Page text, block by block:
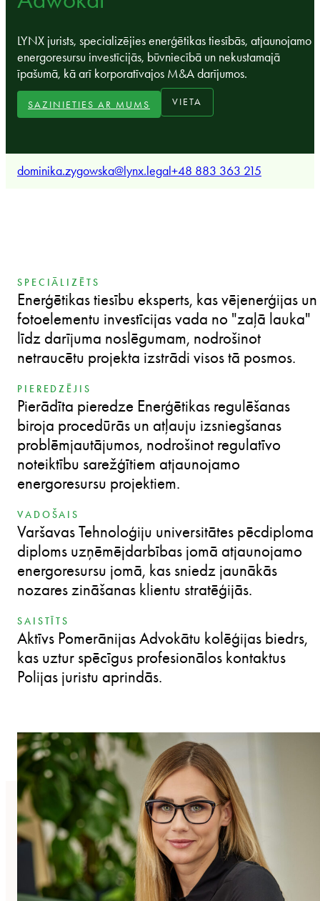
LYNX jurists, specializējies enerģētikas tiesībās, atjaunojamo
energoresursu investīcijās, būvniecībā un nekustamajā
īpašumā, kā arī korporatīvajos M&A darījumos.
SAZINIETIES AR MUMS VIETA
dominika.zygowska@lynx.legal+48 883 363 215
SPECIĀLIZĒTS
Enerģētikas tiesību eksperts, kas vējenerģijas un
fotoelementu investīcijas vada no "zaļā lauka"
līdz darījuma noslēgumam, nodrošinot
netraucētu projekta izstrādi visos tā posmos.
PIEREDZĒJIS
Pierādīta pieredze Enerģētikas regulēšanas
biroja procedūrās un atļauju izsniegšanas
problēmjautājumos, nodrošinot regulatīvo
noteiktību sarežģītiem atjaunojamo
energoresursu projektiem.
VADOŠAIS
Varšavas Tehnoloģiju universitātes pēcdiploma
diploms uzņēmējdarbības jomā atjaunojamo
energoresursu jomā, kas sniedz jaunākās
nozares zināšanas klientu stratēģijās.
SAISTĪTS
Aktīvs Pomerānijas Advokātu kolēģijas biedrs,
kas uztur spēcīgus profesionālos kontaktus
Polijas juristu aprindās.